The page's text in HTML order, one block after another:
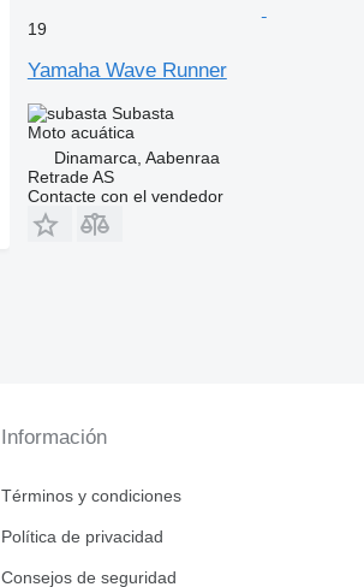
19
Yamaha Wave Runner
Subasta
Moto acuática
Dinamarca, Aabenraa
Retrade AS
Contacte con el vendedor
Información
Términos y condiciones
Política de privacidad
Consejos de seguridad